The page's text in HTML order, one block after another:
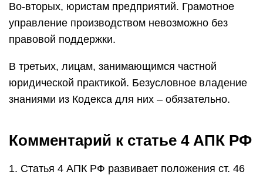
Во-вторых, юристам предприятий. Грамотное
управление производством невозможно без
правовой поддержки.
В третьих, лицам, занимающимся частной
юридической практикой. Безусловное владение
знаниями из Кодекса для них – обязательно.
Комментарий к статье 4 АПК РФ
1. Статья 4 АПК РФ развивает положения ст. 46